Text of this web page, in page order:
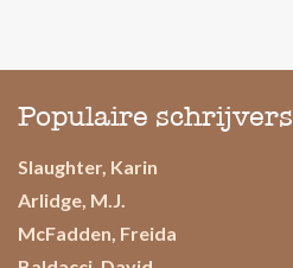
Populaire schrijvers
Slaughter, Karin
Arlidge, M.J.
McFadden, Freida